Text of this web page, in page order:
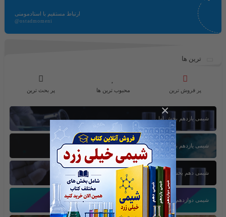
×
ارتباط مستقیم با استادمومنی
@ostadmomeni
ترین ها
پر فروش ترین محبوب ترین ها پر بحث ترین
شیمی یازدهم بخش اول
شیمی یازدهم بخش سوم
شیمی دهم بخش اول
شیمی دوازدهم بخش سوم